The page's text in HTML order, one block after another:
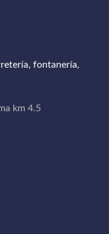
fontanería,
km 4.5